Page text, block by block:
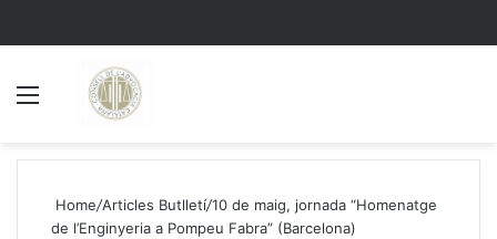
Home/Articles Butlletí/10 de maig, jornada “Homenatge
de l’Enginyeria a Pompeu Fabra” (Barcelona)